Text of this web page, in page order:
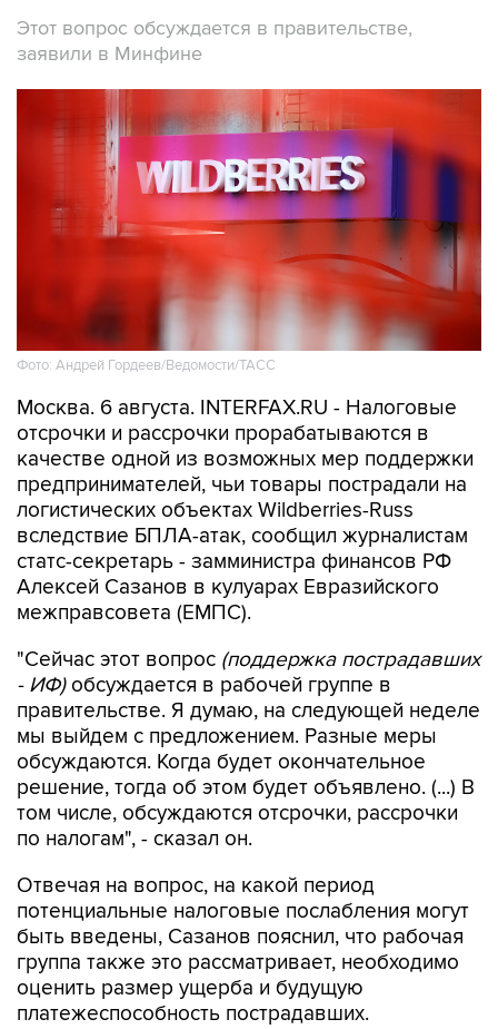
Этот вопрос обсуждается в правительстве,
заявили в Минфине
Фото: Андрей Гордеев/Ведомости/ТАСС
Москва. 6 августа. INTERFAX.RU - Налоговые
отсрочки и рассрочки прорабатываются в
качестве одной из возможных мер поддержки
предпринимателей, чьи товары пострадали на
логистических объектах Wildberries-Russ
вследствие БПЛА-атак, сообщил журналистам
статс-секретарь - замминистра финансов РФ
Алексей Сазанов в кулуарах Евразийского
межправсовета (ЕМПС).
"Сейчас этот вопрос (поддержка пострадавших
- ИФ)обсуждается в рабочей группе в
правительстве. Я думаю, на следующей неделе
мы выйдем с предложением. Разные меры
обсуждаются. Когда будет окончательное
решение, тогда об этом будет объявлено. (...) В
том числе, обсуждаются отсрочки, рассрочки
по налогам", - сказал он.
Отвечая на вопрос, на какой период
потенциальные налоговые послабления могут
быть введены, Сазанов пояснил, что рабочая
группа также это рассматривает, необходимо
оценить размер ущерба и будущую
платежеспособность пострадавших.